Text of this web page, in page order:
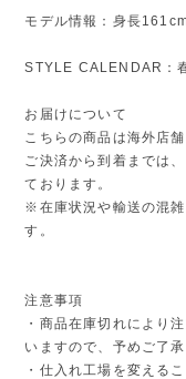
モデル情報：身長
STYLE CALENDAR：
お届けについて
こちらの商品は海外店
ご決済から到着までは
ております。
※在庫状況や輸送の混
す。
注意事項
・商品在庫切れにより
いますので、予めご了承
・仕入れ工場を変える